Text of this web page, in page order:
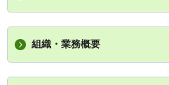
組織・業務概要